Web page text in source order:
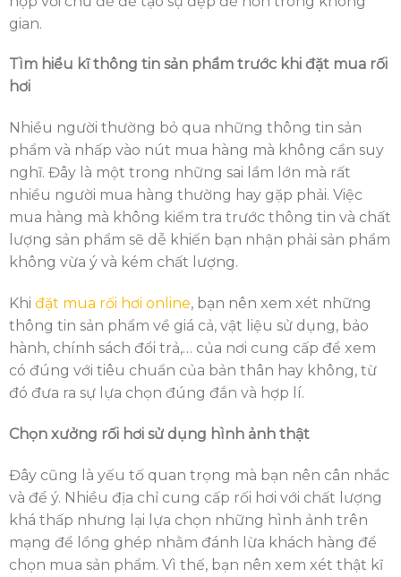
gian.
Tìm hiểu kĩ thông tin sản phẩm trước khi đặt mua rối
hơi
Nhiều người thường bỏ qua những thông tin sản
phẩm và nhấp vào nút mua hàng mà không cần suy
nghĩ. Đây là một trong những sai lầm lớn mà rất
nhiều người mua hàng thường hay gặp phải. Việc
mua hàng mà không kiểm tra trước thông tin và chất
lượng sản phẩm sẽ dễ khiến bạn nhận phải sản phẩm
không vừa ý và kém chất lượng.
Khi đặt mua rối hơi online, bạn nên xem xét những
thông tin sản phẩm về giá cả, vật liệu sử dụng, bảo
hành, chính sách đổi trả,… của nơi cung cấp để xem
có đúng với tiêu chuẩn của bản thân hay không, từ
đó đưa ra sự lựa chọn đúng đắn và hợp lí.
Chọn xưởng rối hơi sử dụng hình ảnh thật
Đây cũng là yếu tố quan trọng mà bạn nên cân nhắc
và để ý. Nhiều địa chỉ cung cấp rối hơi với chất lượng
khá thấp nhưng lại lựa chọn những hình ảnh trên
mạng để lồng ghép nhằm đánh lừa khách hàng để
chọn mua sản phẩm. Vì thế, bạn nên xem xét thật kĩ